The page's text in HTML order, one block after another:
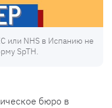
или NHS в Испанию не
SpTH.
бюро в